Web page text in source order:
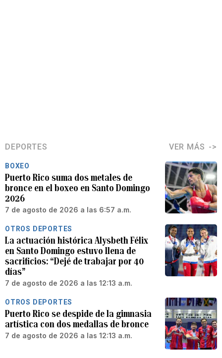
DEPORTES VER MÁS
BOXEO
Puerto Rico suma dos metales de
bronce en el boxeo en Santo Domingo
2026
7 de agosto de 2026 a las 6:57 a.m.
OTROS DEPORTES
La actuación histórica Alysbeth Félix
en Santo Domingo estuvo llena de
sacrificios: “Dejé de trabajar por 40
días”
7 de agosto de 2026 a las 12:13 a.m.
OTROS DEPORTES
Puerto Rico se despide de la gimnasia
artística con dos medallas de bronce
7 de agosto de 2026 a las 12:13 a.m.